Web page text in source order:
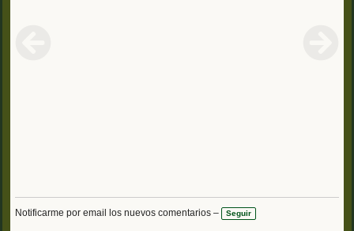
Notificarme por email los nuevos comentarios – Seguir